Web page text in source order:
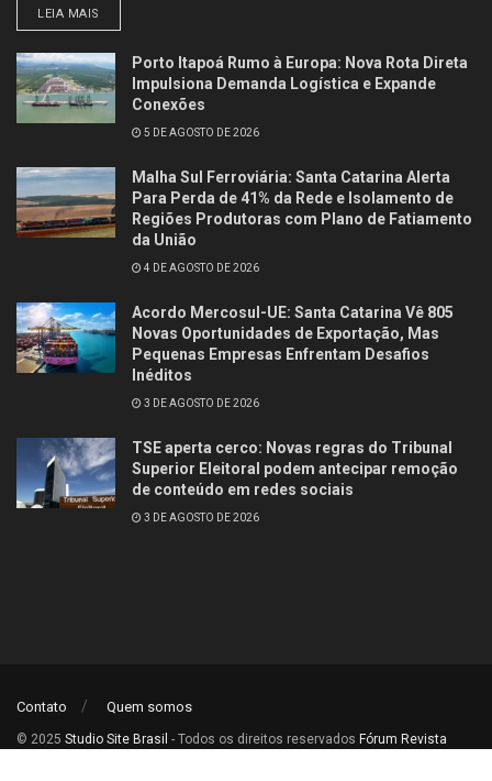
LEIA MAIS
Porto Itapoá Rumo à Europa: Nova Rota Direta
Impulsiona Demanda Logística e Expande
Conexões
5 DE AGOSTO DE 2026
Malha Sul Ferroviária: Santa Catarina Alerta
Para Perda de 41% da Rede e Isolamento de
Regiões Produtoras com Plano de Fatiamento
da União
4 DE AGOSTO DE 2026
Acordo Mercosul-UE: Santa Catarina Vê 805
Novas Oportunidades de Exportação, Mas
Pequenas Empresas Enfrentam Desafios
Inéditos
3 DE AGOSTO DE 2026
TSE aperta cerco: Novas regras do Tribunal
Superior Eleitoral podem antecipar remoção
de conteúdo em redes sociais
3 DE AGOSTO DE 2026
Contato Quem somos
© 2025 Studio Site Brasil - Todos os direitos reservados Fórum Revista